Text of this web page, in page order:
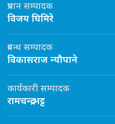
प्रधान सम्पादक
विजय घिमिरे
प्रबन्ध सम्पादक
विकासराज न्यौपाने
कार्यकारी सम्पादक
रामचन्द्र भट्ट